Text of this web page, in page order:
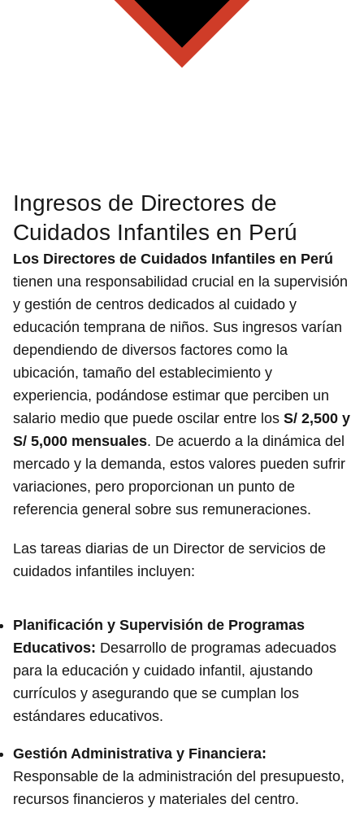
Ingresos de Directores de
Cuidados Infantiles en Perú
Los Directores de Cuidados Infantiles en Perú
tienen una responsabilidad crucial en la supervisión
y gestión de centros dedicados al cuidado y
educación temprana de niños. Sus ingresos varían
dependiendo de diversos factores como la
ubicación, tamaño del establecimiento y
experiencia, podándose estimar que perciben un
salario medio que puede oscilar entre los S/ 2,500 y
S/ 5,000 mensuales. De acuerdo a la dinámica del
mercado y la demanda, estos valores pueden sufrir
variaciones, pero proporcionan un punto de
referencia general sobre sus remuneraciones.
Las tareas diarias de un Director de servicios de
cuidados infantiles incluyen:
Planificación y Supervisión de Programas
Educativos: Desarrollo de programas adecuados
para la educación y cuidado infantil, ajustando
currículos y asegurando que se cumplan los
estándares educativos.
Gestión Administrativa y Financiera:
Responsable de la administración del presupuesto,
recursos financieros y materiales del centro.